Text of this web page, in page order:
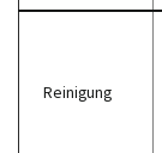
Reinigung